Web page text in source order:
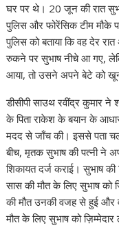
घर पर थे। 20 जून की रात
पुलिस और फोरेंसिक टीम मौके
पुलिस को बताया कि वह देर
रुकने पर सुभाष नीचे आ गए,
आया, तो उसने अपने बेटे को
डीसीपी साउथ रवींद्र कुमार ने
के पिता राकेश के बयान के
मदद से जाँच की। इससे पता
बीच, मृतक सुभाष की पत्नी
शिकायत दर्ज कराई। सुभाष
सास की मौत के लिए सुभाष को
की मौत उनकी वजह से हुई और
मौत के लिए सुभाष को ज़िम्मेदार